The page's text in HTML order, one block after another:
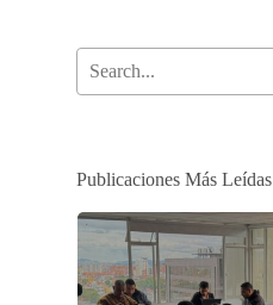
Publicaciones Más Leídas